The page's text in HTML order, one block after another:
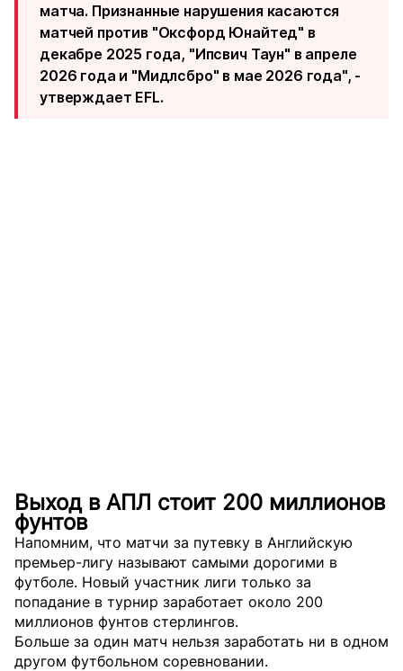
матча. Признанные нарушения касаются
матчей против "Оксфорд Юнайтед" в
декабре 2025 года, "Ипсвич Таун" в апреле
2026 года и "Мидлсбро" в мае 2026 года", -
утверждает EFL.
Выход в АПЛ стоит 200 миллионов
фунтов
Напомним, что матчи за путевку в Английскую
премьер-лигу называют самыми дорогими в
футболе. Новый участник лиги только за
попадание в турнир заработает около 200
миллионов фунтов стерлингов.
Больше за один матч нельзя заработать ни в одном
другом футбольном соревновании.